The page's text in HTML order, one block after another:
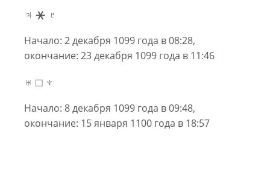
♃ ⚹ ♇
Начало: 2 декабря 1099 года в 08:28,
окончание: 23 декабря 1099 года в 11:46
♅ □ ♆
Начало: 8 декабря 1099 года в 09:48,
окончание: 15 января 1100 года в 18:57